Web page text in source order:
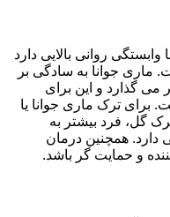
روانی بالایی دارد
جوانا به سادگی بر
می گذارد و این برای
برای ترک ماری جوانا یا
گل، فرد بیشتر به
دارد. همچنین درمان
و حمایت گر باشد.